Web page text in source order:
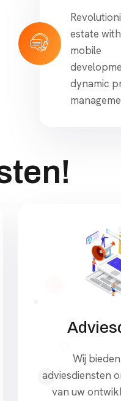
estate
mobile
dynamic
Wij
adviesdiensten
van uw